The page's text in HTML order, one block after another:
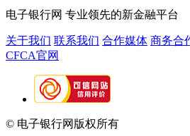
电子银行网 专业领先的新金融平台
关于我们 联系我们 合作媒体 商务合
CFCA官网
© 电子银行网版权所有